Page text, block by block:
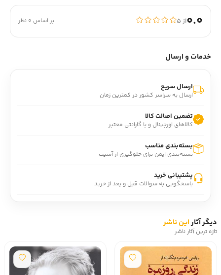
0.0از ۵ بر اساس 0 نظر
خدمات و ارسال
ارسال سریع
ارسال به سراسر کشور در کمترین زمان
تضمین اصالت کالا
کالاهای اورجینال و با گارانتی معتبر
بسته‌بندی مناسب
بسته‌بندی ایمن برای جلوگیری از آسیب
پشتیبانی خرید
پاسخگویی به سوالات قبل و بعد از خرید
دیگر آثاراین ناشر
تازه ترین آثار ناشر